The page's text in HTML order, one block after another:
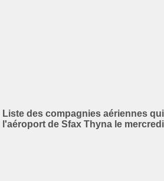
Liste des compagnies aériennes
l'aéroport de Sfax Thyna le